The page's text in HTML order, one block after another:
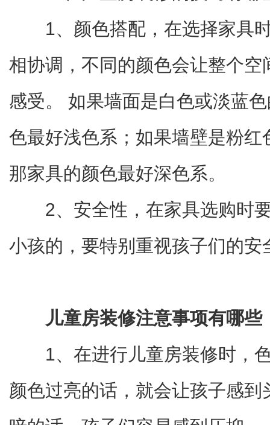
1、颜色搭配，在选择家具
相协调，不同的颜色会让整个
感受。 如果墙面是白色或淡蓝
色最好浅色系；如果墙壁是粉
那家具的颜色最好深色系。
2、安全性，在家具选购时
小孩的，要特别重视孩子们的安
儿童房装修注意事项有哪些
1、在进行儿童房装修时，
颜色过亮的话，就会让孩子感